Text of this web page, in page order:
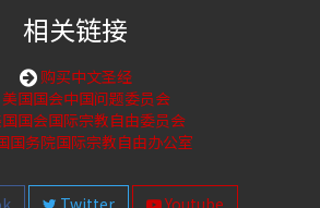
相关链接
购买中文圣经
国国会中国问题委员会
国会国际宗教自由委员会
国务院国际宗教自由办公室
Twitter Youtube